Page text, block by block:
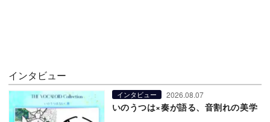
インタビュー
インタビュー 2026.08.07
いのうつは×奏が語る、音割れの美学